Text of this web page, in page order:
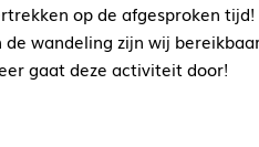
op de afgesproken tijd!
wandeling zijn wij
gaat deze activiteit door!